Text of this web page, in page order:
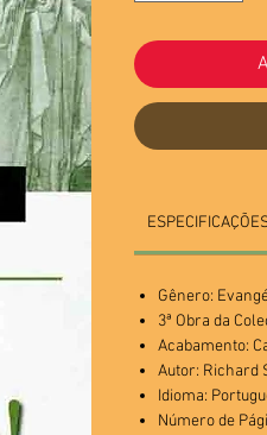
Gênero:
3ª Obra da
Acabamento:
Autor: Richard
Idioma:
Número de